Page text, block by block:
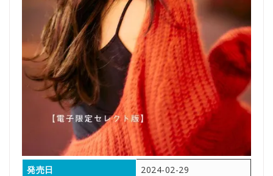
発売日
2024-02-29